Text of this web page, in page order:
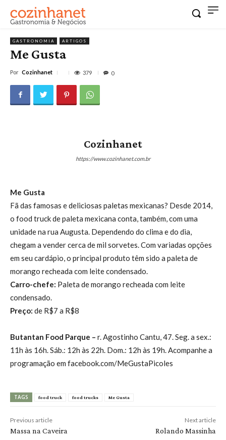
GASTRONOMIA ARTIGOS
Me Gusta
Por Cozinhanet 379 0
Cozinhanet
https://www.cozinhanet.com.br
Me Gusta
Fã das famosas e deliciosas paletas mexicanas? Desde 2014,
o food truck de paleta mexicana conta, também, com uma
unidade na rua Augusta. Dependendo do clima e do dia,
chegam a vender cerca de mil sorvetes. Com variadas opções
em seu cardápio, o principal produto têm sido a paleta de
morango recheada com leite condensado.
Carro-chefe: Paleta de morango recheada com leite
condensado.
Preço: de R$7 a R$8
Butantan Food Parque – r. Agostinho Cantu, 47. Seg. a sex.:
11h às 16h. Sáb.: 12h às 22h. Dom.: 12h às 19h. Acompanhe a
programação em facebook.com/MeGustaPicoles
TAGS food truck food trucks Me Gusta
Previous article
Massa na Caveira
Next article
Rolando Massinha